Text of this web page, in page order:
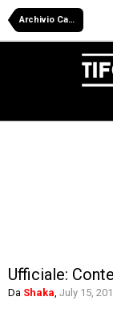
Archivio Calciomercato
Ufficiale:
Da Shaka, July 15,